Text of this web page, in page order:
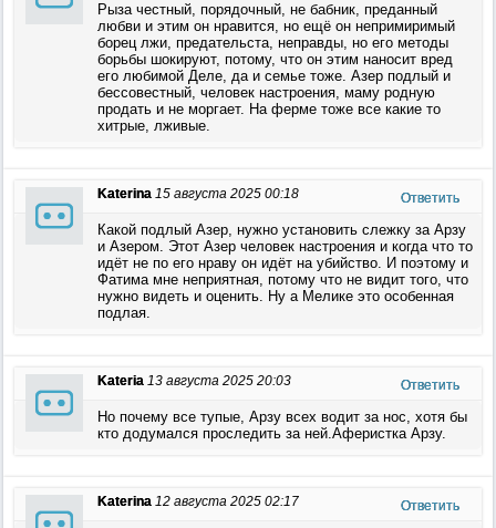
Рыза честный, порядочный, не бабник, преданный
любви и этим он нравится, но ещё он непримиримый
борец лжи, предательста, неправды, но его методы
борьбы шокируют, потому, что он этим наносит вред
его любимой Деле, да и семье тоже. Азер подлый и
бессовестный, человек настроения, маму родную
продать и не моргает. На ферме тоже все какие то
хитрые, лживые.
Katerina 15 августа 2025 00:18 Ответить
Какой подлый Азер, нужно установить слежку за Арзу
и Азером. Этот Азер человек настроения и когда что то
идёт не по его нраву он идёт на убийство. И поэтому и
Фатима мне неприятная, потому что не видит того, что
нужно видеть и оценить. Ну а Мелике это особенная
подлая.
Kateria 13 августа 2025 20:03 Ответить
Но почему все тупые, Арзу всех водит за нос, хотя бы
кто додумался проследить за ней.Аферистка Арзу.
Katerina 12 августа 2025 02:17 Ответить